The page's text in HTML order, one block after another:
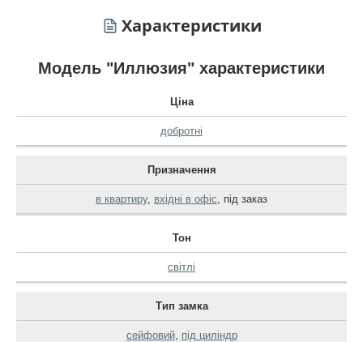
Характеристики
Модель "Иллюзия" характеристики
Ціна
добротні
Призначення
в квартиру, вхідні в офіс, під заказ
Тон
світлі
Тип замка
сейфовий, під циліндр